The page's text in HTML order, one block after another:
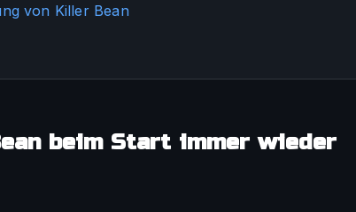
von Killer Bean
beim Start immer wieder